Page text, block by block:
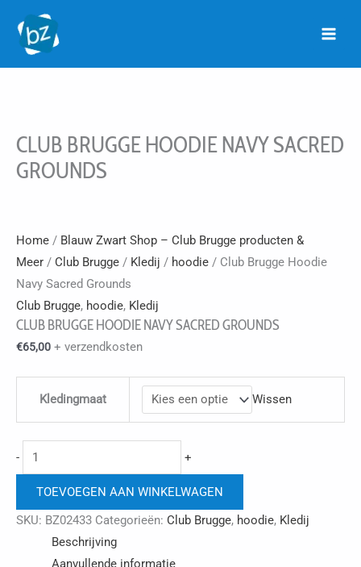
naar
CLUB BRUGGE HOODIE NAVY SACRED
GROUNDS
Home / Blauw Zwart Shop – Club Brugge producten &
Meer / Club Brugge / Kledij / hoodie / Club Brugge Hoodie
Navy Sacred Grounds
Club Brugge, hoodie, Kledij
CLUB BRUGGE HOODIE NAVY SACRED GROUNDS
€65,00 + verzendkosten
Kledingmaat Wissen
-
Club
Brugge
Hoodie
Navy
Sacred
Grounds
+
TOEVOEGEN AAN WINKELWAGEN
SKU: BZ02433 Categorieën: Club Brugge, hoodie, Kledij
Beschrijving
Aanvullende informatie